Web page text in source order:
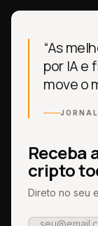
“As
por IA e
move o
Receba
cripto
Direto no seu